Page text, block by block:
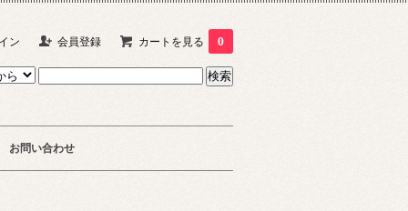
ン 会員登録 カートを見る 0
お問い合わせ